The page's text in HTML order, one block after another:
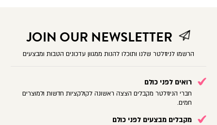
JOIN OUR NEWSLETTER
הרשמו לניוזלטר שלנו ותוכלו להנות ממגוון עדכונים הטבות ומבצעים
רואים לפני כולם
חברי הניוזלטר מקבלים הצצה ראשונה לקולקציות חדשות ולמוצרים
חמים.
מקבלים מבצעים לפני כולם